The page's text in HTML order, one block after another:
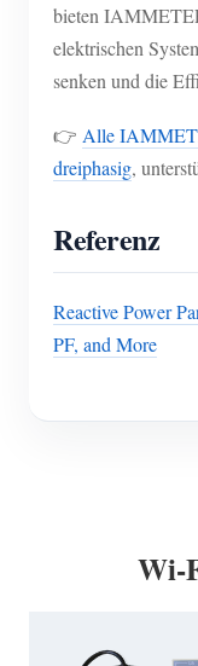
bieten
elektrischen
senken und die
👉 Alle
dreiphasig,
Referenz
Reactive Power
PF, and More
Wi-